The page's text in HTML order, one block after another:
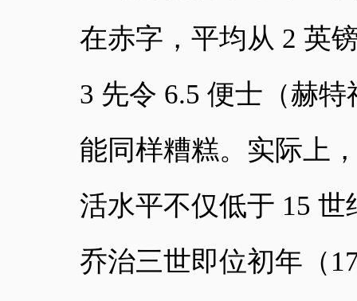
在赤字，平均从 2 英
3 先令 6.5 便士（赫
能同样糟糕。实际上
活水平不仅低于 15
乔治三世即位初年（